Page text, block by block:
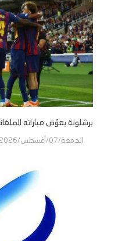
برشلونة يعوّض مباراته
الجمعة/07/أغسطس/2026 - 01:13 م